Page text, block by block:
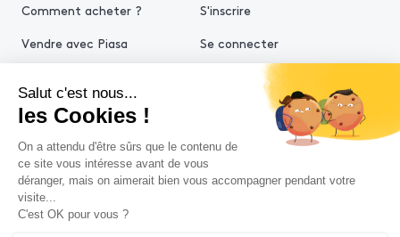
Comment acheter ?
Vendre avec Piasa
S'inscrire
Se connecter